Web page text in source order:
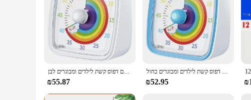
**Effortless Illumination with Timed Convenience**
The Timer Setting Night Light is a must-have for anyone seeking a
look that complements any decor. Its LED technology ensures
light can be programmed to turn on and off automatically, providing
for nighttime feedings in the nursery, this night light adapts to your
**Versatile and User-Friendly Design**
This night light is not just about illumination; it's a versatile tool that
perfect fit for any room. The light's design is user-friendly, with a
טיימר חזותי 60 דקות עם אור לילה, טיימר ספירה לאחור, טיימר פומודורו עם דפוס קשת לילדים ומבוגרים לבן
₪55.87
טיימר חזותי בן 60 דקות עם אור לילה, טיימר ספירה לאחור, טיימר פומודורו עם דפוס קשת לילדים ומבוגרים כחול
₪52.95